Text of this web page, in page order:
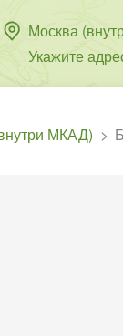
Москва
Укажите
МКАД)